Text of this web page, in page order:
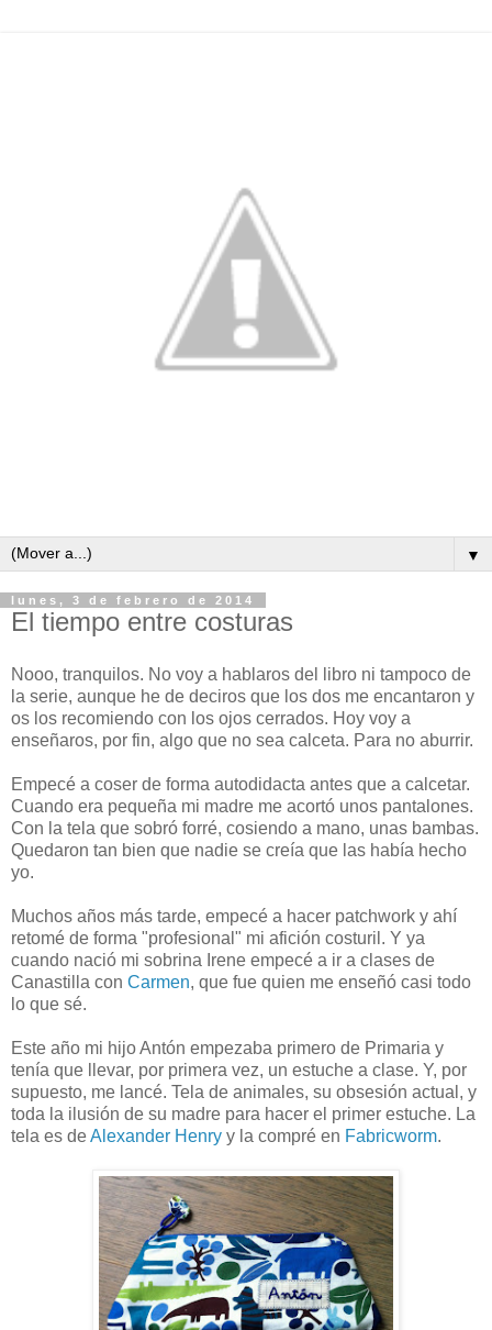
▼
lunes, 3 de febrero de 2014
El tiempo entre costuras
Nooo, tranquilos. No voy a hablaros del libro ni tampoco de
la serie, aunque he de deciros que los dos me encantaron y
os los recomiendo con los ojos cerrados. Hoy voy a
enseñaros, por fin, algo que no sea calceta. Para no aburrir.
Empecé a coser de forma autodidacta antes que a calcetar.
Cuando era pequeña mi madre me acortó unos pantalones.
Con la tela que sobró forré, cosiendo a mano, unas bambas.
Quedaron tan bien que nadie se creía que las había hecho
yo.
Muchos años más tarde, empecé a hacer patchwork y ahí
retomé de forma "profesional" mi afición costuril. Y ya
cuando nació mi sobrina Irene empecé a ir a clases de
Canastilla con Carmen, que fue quien me enseñó casi todo
lo que sé.
Este año mi hijo Antón empezaba primero de Primaria y
tenía que llevar, por primera vez, un estuche a clase. Y, por
supuesto, me lancé. Tela de animales, su obsesión actual, y
toda la ilusión de su madre para hacer el primer estuche. La
tela es deAlexander Henry y la compré en Fabricworm.